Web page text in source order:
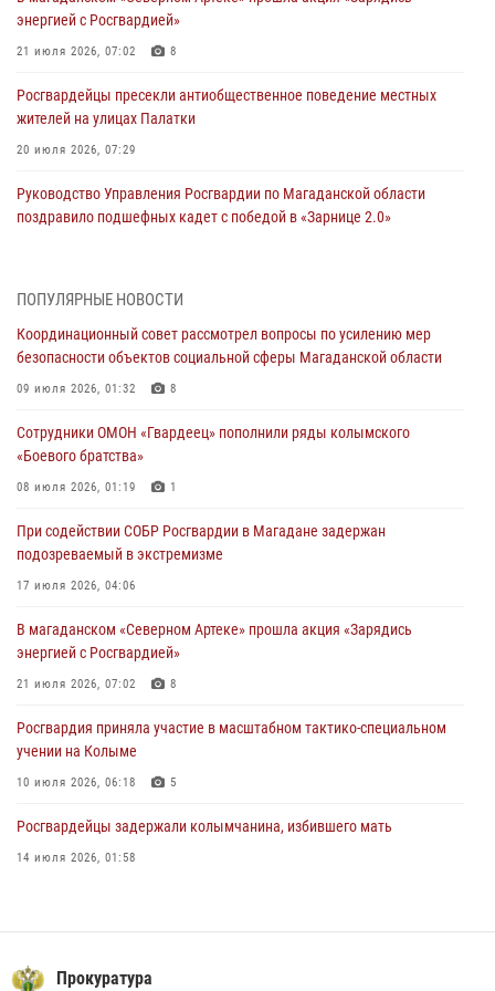
энергией с Росгвардией»
21 июля 2026, 07:02 8
Росгвардейцы пресекли антиобщественное поведение местных
жителей на улицах Палатки
20 июля 2026, 07:29
Руководство Управления Росгвардии по Магаданской области
поздравило подшефных кадет с победой в «Зарнице 2.0»
При содействии СОБР Росгвардии в Магадане задержан
17 июля 2026, 04:06
«Каникулы с Росгвардией» продолжаются на Колыме
Начальник Главного штаба – первый заместитель директора
Росгвардии Герой России генерал-полковник Сергей Бойко
15 июля 2026, 06:21
Кинологический тандем из Магадана завоевал бронзу на
ПОПУЛЯРНЫЕ НОВОСТИ
Координационный совет рассмотрел вопросы по усилению мер
безопасности объектов социальной сферы Магаданской области
09 июля 2026, 01:32 8
Сотрудники ОМОН «Гвардеец» пополнили ряды колымского
«Боевого братства»
08 июля 2026, 01:19 1
При содействии СОБР Росгвардии в Магадане задержан
подозреваемый в экстремизме
17 июля 2026, 04:06
В магаданском «Северном Артеке» прошла акция «Зарядись
энергией с Росгвардией»
21 июля 2026, 07:02 8
Росгвардия приняла участие в масштабном тактико-специальном
учении на Колыме
10 июля 2026, 06:18 5
Росгвардейцы задержали колымчанина, избившего мать
14 июля 2026, 01:58
Прокуратура